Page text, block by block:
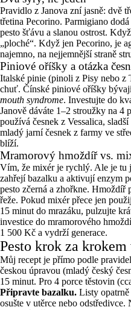
Pravidlo z Janova zní jasně: dvě
třetina Pecorino. Parmigiano
pesto šťávu a slanou ostrost.
„ploché“. Když jen Pecorino, je
najemno, na nejjemnější straně
Piniové oříšky a otázka
Italské pinie (pinoli z Pisy nebo z
chuť. Čínské piniové oříšky
mouth syndrome. Investujte do
Janově dáváte 1–2 stroužky na 4
používá česnek z Vessalica,
mladý jarní česnek z farmy ve
blíží.
Mramorový hmoždíř vs.
Vím, že mixér je rychlý. Ale je tu
zahřejí bazalku a aktivují enzym
pesto zčerná a zhořkne. Hmoždíř
řeže. Pokud mixér přece jen
15 minut do mrazáku, pulzujte
investice do mramorového
1 500 Kč a vydrží generace.
Pesto krok za
Můj recept je přímo podle pravidel
českou úpravou (mladý český
15 minut. Pro 4 porce těstovin
Připravte bazalku. Listy
osušte v utěrce nebo odstředivce.